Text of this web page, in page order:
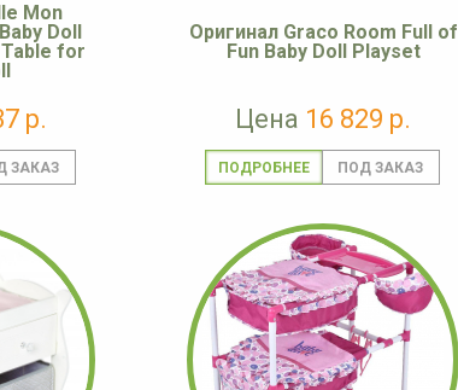
Mon
Doll
Table for
р.
Оригинал Graco Room Full of
Fun Baby Doll Playset
Цена 16 829 р.
ПОДРОБНЕЕ